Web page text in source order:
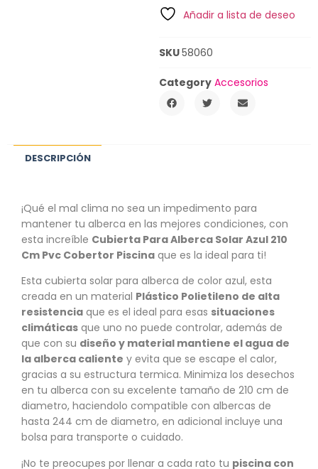
Añadir a lista de deseo
SKU58060
Category Accesorios
DESCRIPCIÓN
¡Qué el mal clima no sea un impedimento para
mantener tu alberca en las mejores condiciones, con
esta increíble Cubierta Para Alberca Solar Azul 210
Cm Pvc Cobertor Piscina que es la ideal para ti!
Esta cubierta solar para alberca de color azul, esta
creada en un material Plástico Polietileno de alta
resistencia que es el ideal para esas situaciones
climáticas que uno no puede controlar, además de
que con su diseño y material mantiene el agua de
la alberca caliente y evita que se escape el calor,
gracias a su estructura termica. Minimiza los desechos
en tu alberca con su excelente tamaño de 210 cm de
diametro, haciendolo compatible con albercas de
hasta 244 cm de diametro, en adicional incluye una
bolsa para transporte o cuidado.
¡No te preocupes por llenar a cada rato tu piscina con